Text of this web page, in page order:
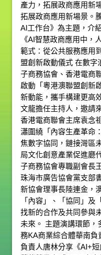
產力，拓展政商應用新
拓展政商應用新場景。
AI工作台》為主題，介
《AI智慧政商應用中
範式：從公共服務應用
盟創新啟動儀式 在數
子商務協會、香港電商
啟動「粵港澳聯盟創新
新動能，攜手構建更高
文龍擔任主持人，邀請
香港電商聯會主席袁念
瀟圍繞「內容生產革命
焦數字協同，鏈接灣區
局文化創意產業促進廳
子商務協會專職副會長
珠海市廣告協會黨支部
新協會理事長陸連金，
「內容」、「協同」
找新的合作及共同參與
未來。 主題演講環節
務KA商業綜合體華南
負責人唐林分享《AI+